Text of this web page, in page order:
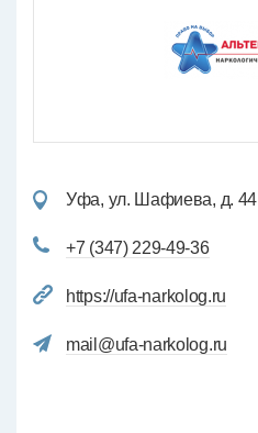
Уфа, ул. Шафиева, д. 44
+7 (347) 229-49-36
https://ufa-narkolog.ru
mail@ufa-narkolog.ru